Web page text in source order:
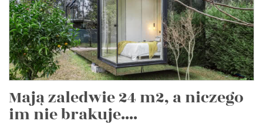
Mają zaledwie 24 m2, a niczego
im nie brakuje....